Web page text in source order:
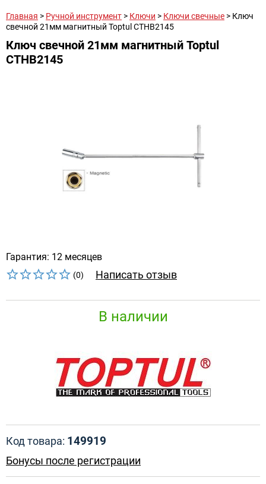
Главная > Ручной инструмент > Ключи > Ключи свечные > Ключ
свечной 21мм магнитный Toptul CTHB2145
Ключ свечной 21мм магнитный Toptul
CTHB2145
Гарантия: 12 месяцев
(0) Написать отзыв
В наличии
Код товара: 149919
Бонусы после регистрации